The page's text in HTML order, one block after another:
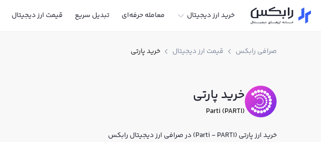
خرید ارز دیجیتال معامله حرفه‌ای تبدیل سریع قیمت ارز دیجیتال
صرافی رابکس قیمت ارز دیجیتال خرید پارتی
خرید پارتی
Parti (PARTI)
خرید ارز پارتی (Parti - PARTI) در صرافی ارز دیجیتال رابکس